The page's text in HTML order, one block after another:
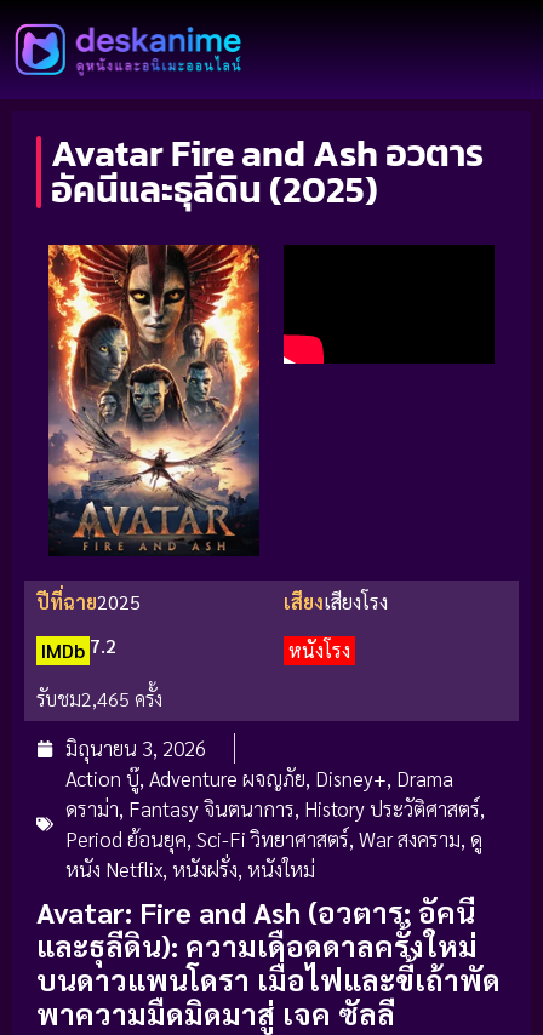
Avatar Fire and Ash อวตาร
อัคนีและธุลีดิน (2025)
ปีที่ฉาย2025 เสียงเสียงโรง
IMDb 7.2
หนังโรง
รับชม2,465 ครั้ง
มิถุนายน 3, 2026
Action บู๊, Adventure ผจญภัย, Disney+, Drama
ดราม่า, Fantasy จินตนาการ, History ประวัติศาสตร์,
Period ย้อนยุค, Sci-Fi วิทยาศาสตร์, War สงคราม, ดู
หนัง Netflix, หนังฝรั่ง, หนังใหม่
Avatar: Fire and Ash (อวตาร: อัคนี
และธุลีดิน): ความเดือดดาลครั้งใหม่
บนดาวแพนโดรา เมื่อไฟและขี้เถ้าพัด
พาความมืดมิดมาสู่ เจค ซัลลี